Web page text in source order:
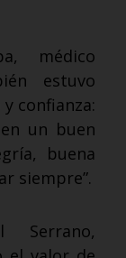
médico
estuvo
confianza:
un buen
buena
siempre”.
Serrano,